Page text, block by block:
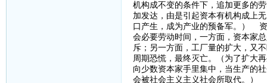
机构成不变的条件下，追加更多的
加发达，由是引起资本有机构成上
口产生，成为产业的预备军。）
会必要劳动时间，一方面，资本家
斥；另一方面，工厂量的扩大，又
周期恐慌，最终灭亡。（为了扩大
向少数资本家手里集中，当生产的
会被社会主义主义社会所取代。）